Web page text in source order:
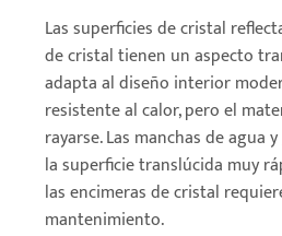
Las superficies de cristal
de cristal tienen un aspecto
adapta al diseño interior
resistente al calor, pero el
rayarse. Las manchas de agua
la superficie translúcida muy
las encimeras de cristal
mantenimiento.